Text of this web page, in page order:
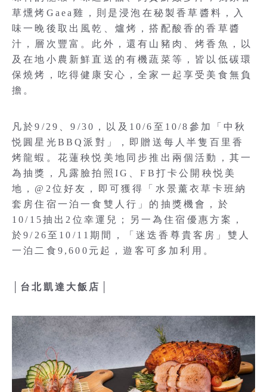
草燻烤Gaea雞，則是浸泡在秘製香草醬料，入
味一晚後取出風乾、爐烤，搭配酸香的香草醬
汁，層次豐富。此外，還有山豬肉、烤香魚，以
及在地小農新鮮直送的有機蔬菜等，皆以低碳環
保燒烤，吃得健康安心，全家一起享受美食無負
擔。
凡於9/29、9/30，以及10/6至10/8參加「中秋
悦圓星光BBQ派對」，即贈送每人半隻百里香
烤龍蝦。花蓮秧悦美地同步推出兩個活動，其一
為抽獎，凡露臉拍照IG、FB打卡公開秧悦美
地，@2位好友，即可獲得「水景薰衣草卡班納
套房住宿一泊一食雙人行」的抽獎機會，於
10/15抽出2位幸運兒；另一為住宿優惠方案，
於9/26至10/11期間，「迷迭香尊貴客房」雙人
一泊二食9,600元起，遊客可多加利用。
│台北凱達大飯店│